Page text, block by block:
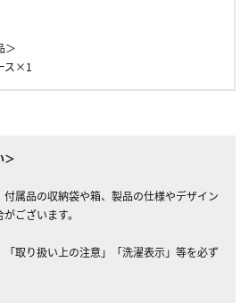
＞
ス×1
＞
付属品の収納袋や箱、製品の仕様やデザイン
ございます。
「取り扱い上の注意」「洗濯表示」等を必ず